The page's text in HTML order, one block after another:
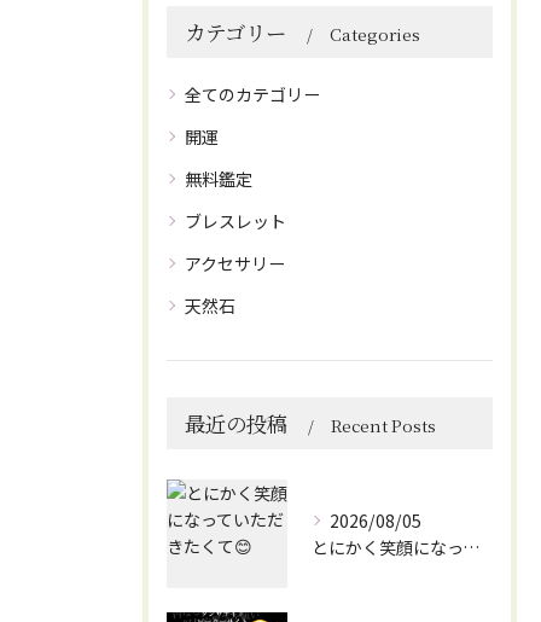
カテゴリー Categories
全てのカテゴリー
開運
無料鑑定
ブレスレット
アクセサリー
天然石
最近の投稿 Recent Posts
2026/08/05
とにかく笑顔になっていただきたくて😊